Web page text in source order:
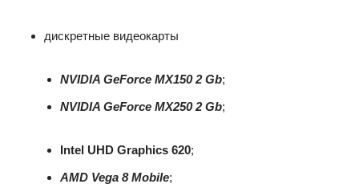
дискретные видеокарты
NVIDIA GeForce MX150 2 Gb;
NVIDIA GeForce MX250 2 Gb;
Intel UHD Graphics 620;
AMD Vega 8 Mobile;